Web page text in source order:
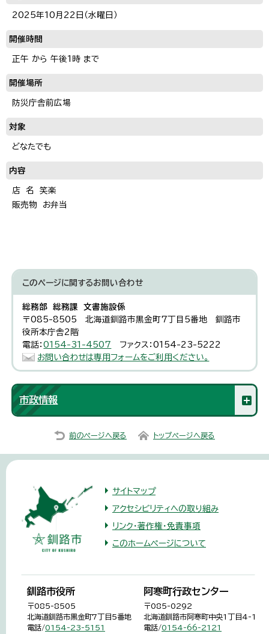
2025年10月22日（水曜日）
開催時間
正午 から 午後1時 まで
開催場所
防災庁舎前広場
対象
どなたでも
内容
店 名 笑楽
販売物 お弁当
このページに関するお問い合わせ
総務部 総務課 文書施設係
〒085-8505 北海道釧路市黒金町7丁目5番地 釧路市
役所本庁舎2階
電話：0154-31-4507
ファクス：0154-23-5222
お問い合わせは専用フォームをご利用ください。
市政情報
前のページへ戻る トップページへ戻る
サイトマップ
アクセシビリティへの取り組み
リンク・著作権・免責事項
このホームページについて
釧路市役所
〒085-8505
北海道釧路市黒金町7丁目5番地
電話/0154-23-5151
阿寒町行政センター
〒085-0292
北海道釧路市阿寒町中央1丁目4-1
電話/0154-66-2121